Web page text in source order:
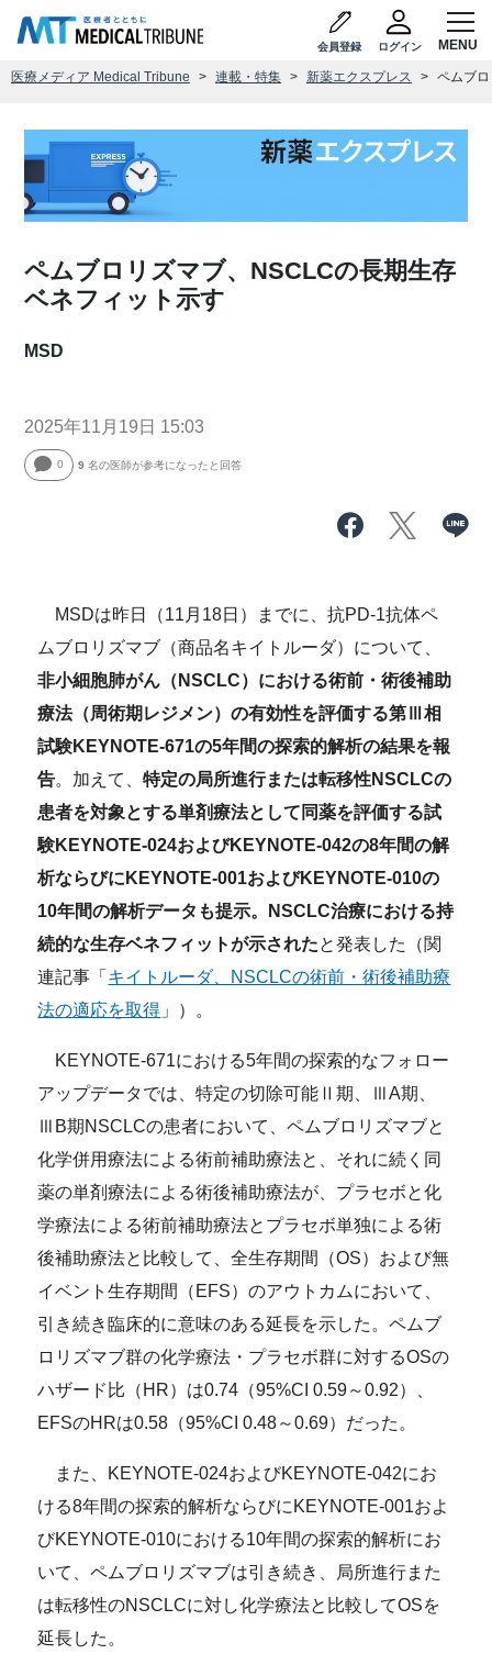
会員登録 ログイン
医療メディア Medical Tribune 連載・特集 新薬エクスプレス ペムブ
ペムブロリズマブ、NSCLCの長期生存
ベネフィット示す
MSD
2025年11月19日 15:03
0 9 名の医師が参考になったと回答
MSDは昨日（11月18日）までに、抗PD-1抗体ペ
ムブロリズマブ（商品名キイトルーダ）について、
非小細胞肺がん（NSCLC）における術前・術後補助
療法（周術期レジメン）の有効性を評価する第Ⅲ相
試験KEYNOTE-671の5年間の探索的解析の結果を報
告。加えて、特定の局所進行または転移性NSCLCの
患者を対象とする単剤療法として同薬を評価する試
験KEYNOTE-024およびKEYNOTE-042の8年間の解
析ならびにKEYNOTE-001およびKEYNOTE-010の
10年間の解析データも提示。NSCLC治療における持
続的な生存ベネフィットが示されたと発表した（関
連記事「 キイトルーダ、NSCLCの術前・術後補助療
法の適応を取得 」）。
KEYNOTE-671における5年間の探索的なフォロー
アップデータでは、特定の切除可能Ⅱ期、ⅢA期、
ⅢB期NSCLCの患者において、ペムブロリズマブと
化学併用療法による術前補助療法と、それに続く同
薬の単剤療法による術後補助療法が、プラセボと化
学療法による術前補助療法とプラセボ単独による術
後補助療法と比較して、全生存期間（OS）および無
イベント生存期間（EFS）のアウトカムにおいて、
引き続き臨床的に意味のある延長を示した。ペムブ
ロリズマブ群の化学療法・プラセボ群に対するOSの
ハザード比（HR）は0.74（95%CI 0.59～0.92）、
EFSのHRは0.58（95%CI 0.48～0.69）だった。
また、KEYNOTE-024およびKEYNOTE-042にお
ける8年間の探索的解析ならびにKEYNOTE-001およ
びKEYNOTE-010における10年間の探索的解析にお
いて、ペムブロリズマブは引き続き、局所進行また
は転移性のNSCLCに対し化学療法と比較してOSを
延長した。